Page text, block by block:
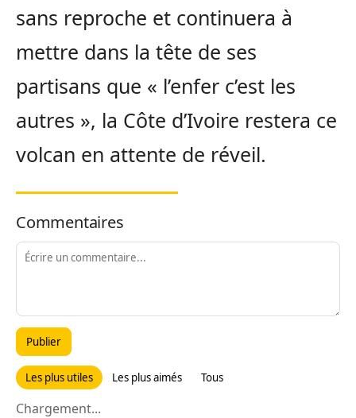
sans reproche et continuera à
mettre dans la tête de ses
partisans que « l’enfer c’est les
autres », la Côte d’Ivoire restera ce
volcan en attente de réveil.
Commentaires
Publier
Les plus utiles Les plus aimés Tous
Chargement...